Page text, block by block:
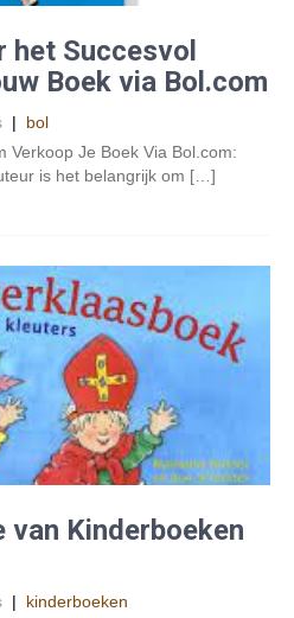
het Succesvol
Boek via Bol.com
| bol
Verkoop Je Boek Via Bol.com:
is het belangrijk om […]
van Kinderboeken
| kinderboeken